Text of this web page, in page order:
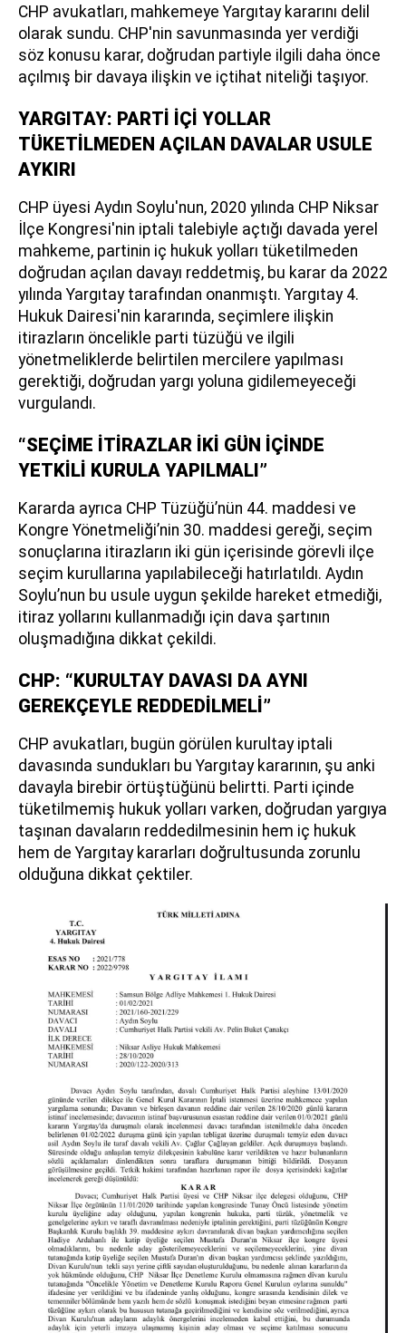
CHP avukatları, mahkemeye Yargıtay kararını delil
olarak sundu. CHP'nin savunmasında yer verdiği
söz konusu karar, doğrudan partiyle ilgili daha önce
açılmış bir davaya ilişkin ve içtihat niteliği taşıyor.
YARGITAY: PARTİ İÇİ YOLLAR
TÜKETİLMEDEN AÇILAN DAVALAR USULE
AYKIRI
CHP üyesi Aydın Soylu'nun, 2020 yılında CHP Niksar
İlçe Kongresi'nin iptali talebiyle açtığı davada yerel
mahkeme, partinin iç hukuk yolları tüketilmeden
doğrudan açılan davayı reddetmiş, bu karar da 2022
yılında Yargıtay tarafından onanmıştı. Yargıtay 4.
Hukuk Dairesi'nin kararında, seçimlere ilişkin
itirazların öncelikle parti tüzüğü ve ilgili
yönetmeliklerde belirtilen mercilere yapılması
gerektiği, doğrudan yargı yoluna gidilemeyeceği
vurgulandı.
“SEÇİME İTİRAZLAR İKİ GÜN İÇİNDE
YETKİLİ KURULA YAPILMALI”
Kararda ayrıca CHP Tüzüğü’nün 44. maddesi ve
Kongre Yönetmeliği’nin 30. maddesi gereği, seçim
sonuçlarına itirazların iki gün içerisinde görevli ilçe
seçim kurullarına yapılabileceği hatırlatıldı. Aydın
Soylu’nun bu usule uygun şekilde hareket etmediği,
itiraz yollarını kullanmadığı için dava şartının
oluşmadığına dikkat çekildi.
CHP: “KURULTAY DAVASI DA AYNI
GEREKÇEYLE REDDEDİLMELİ”
CHP avukatları, bugün görülen kurultay iptali
davasında sundukları bu Yargıtay kararının, şu anki
davayla birebir örtüştüğünü belirtti. Parti içinde
tüketilmemiş hukuk yolları varken, doğrudan yargıya
taşınan davaların reddedilmesinin hem iç hukuk
hem de Yargıtay kararları doğrultusunda zorunlu
olduğuna dikkat çektiler.